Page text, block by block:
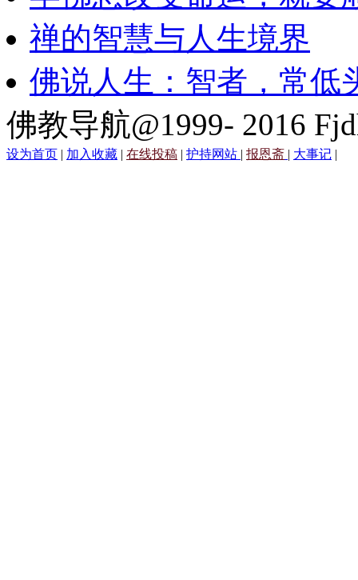
禅的智慧与人生境界
佛说人生：智者，常低
佛教导航@1999- 2016
设为首页 | 加入收藏 | 在线投稿 | 护持网站 | 报恩斋 | 大事记 |